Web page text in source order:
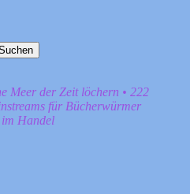
Meer der Zeit löchern • 222
für Bücherwürmer
im Handel